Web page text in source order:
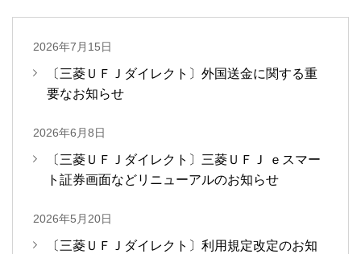
2026年7月15日
〔三菱ＵＦＪダイレクト〕外国送金に関する重
要なお知らせ
2026年6月8日
〔三菱ＵＦＪダイレクト〕三菱ＵＦＪ ｅスマー
ト証券画面などリニューアルのお知らせ
2026年5月20日
〔三菱ＵＦＪダイレクト〕利用規定改定のお知